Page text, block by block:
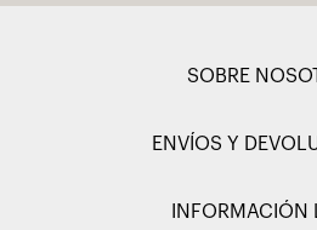
SOBRE
ENVÍOS Y
INFORMACIÓN